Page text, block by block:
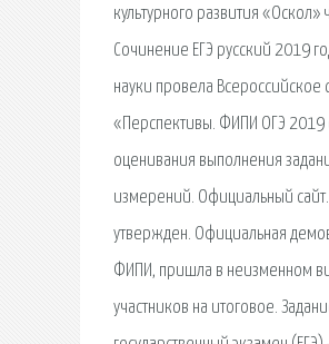
культурного развития
Сочинение ЕГЭ русский 2019
науки провела Всероссийское
«Перспективы. ФИПИ ОГЭ 2019
оценивания выполнения
измерений. Официальный
утвержден. Официальная
ФИПИ, пришла в неизменном
участников на итоговое.